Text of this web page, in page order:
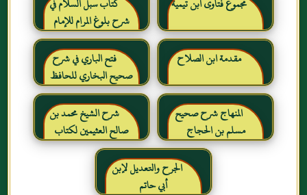
مجموع فتاوى ابن تيمية
كتاب سبل السلام في
شرح بلوغ المرام للإمام
الصنعاني رحمه الله
مقدمة ابن الصلاح
فتح الباري في شرح
صحيح البخاري للحافظ
ابن حجر العسقلاني
المنهاج شرح صحيح
مسلم بن الحجاج
شرح الشيخ محمد بن
صالح العثيمين لكتاب
رياض الصالحين للإمام
النووي رحمهم الله تعالىالجرح والتعديل لإبن
أبي حاتم